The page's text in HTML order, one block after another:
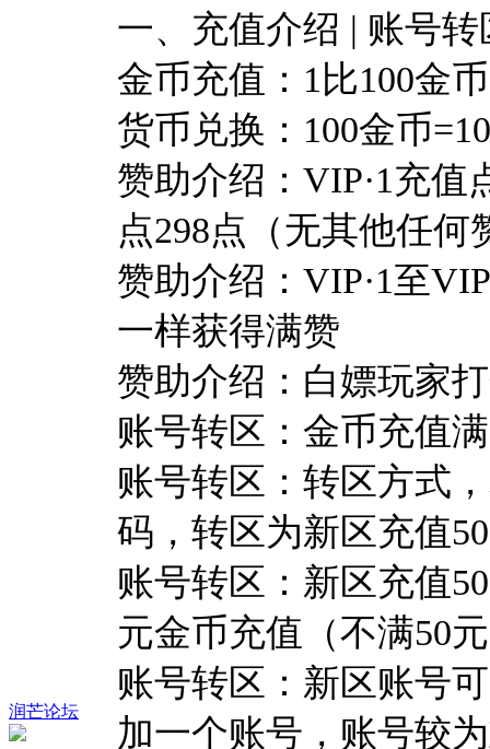
润芒论坛
一、充值介绍 | 账号转
金币充值：1比100金
货币兑换：100金币
赞助介绍：VIP·1充值
点298点（无其他任
赞助介绍：VIP·1至
一样获得满赞
赞助介绍：白嫖玩家
账号转区：金币充值
账号转区：转区方式
码，转区为新区充值
账号转区：新区充值
元金币充值（不满50
账号转区：新区账号
加一个账号，账号较